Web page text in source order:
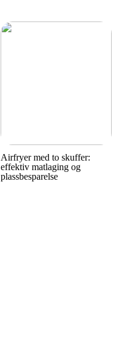
Airfryer med to skuffer:
effektiv matlaging og
plassbesparelse